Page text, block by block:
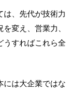
は、先代が技術力
変え、営業力、
うすればこれら全
には大企業ではな